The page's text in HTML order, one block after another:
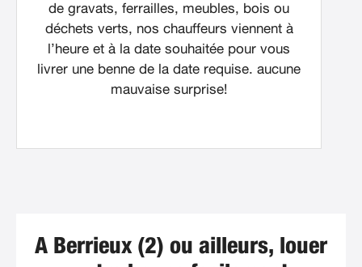
de gravats, ferrailles, meubles, bois ou
déchets verts, nos chauffeurs viennent à
l’heure et à la date souhaitée pour vous
livrer une benne de la date requise. aucune
mauvaise surprise!
A Berrieux (2) ou ailleurs, louer